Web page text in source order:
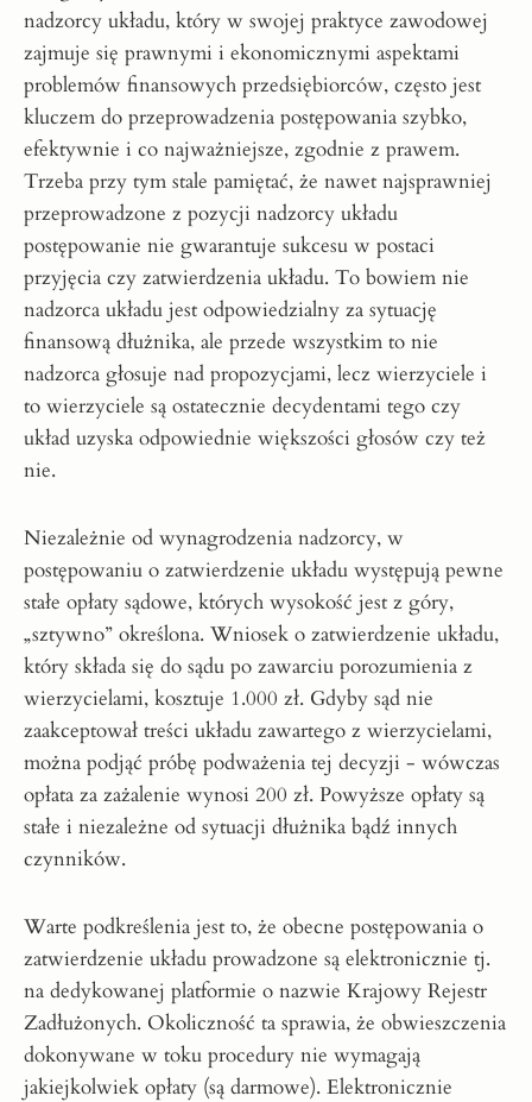
nadzorcy układu, który w swojej praktyce zawodowej
zajmuje się prawnymi i ekonomicznymi aspektami
problemów finansowych przedsiębiorców, często jest
kluczem do przeprowadzenia postępowania szybko,
efektywnie i co najważniejsze, zgodnie z prawem.
Trzeba przy tym stale pamiętać, że nawet najsprawniej
przeprowadzone z pozycji nadzorcy układu
postępowanie nie gwarantuje sukcesu w postaci
przyjęcia czy zatwierdzenia układu. To bowiem nie
nadzorca układu jest odpowiedzialny za sytuację
finansową dłużnika, ale przede wszystkim to nie
nadzorca głosuje nad propozycjami, lecz wierzyciele i
to wierzyciele są ostatecznie decydentami tego czy
układ uzyska odpowiednie większości głosów czy też
nie.
Niezależnie od wynagrodzenia nadzorcy, w
postępowaniu o zatwierdzenie układu występują pewne
stałe opłaty sądowe, których wysokość jest z góry,
„sztywno” określona. Wniosek o zatwierdzenie układu,
który składa się do sądu po zawarciu porozumienia z
wierzycielami, kosztuje 1.000 zł. Gdyby sąd nie
zaakceptował treści układu zawartego z wierzycielami,
można podjąć próbę podważenia tej decyzji - wówczas
opłata za zażalenie wynosi 200 zł. Powyższe opłaty są
stałe i niezależne od sytuacji dłużnika bądź innych
czynników.
Warte podkreślenia jest to, że obecne postępowania o
zatwierdzenie układu prowadzone są elektronicznie tj.
na dedykowanej platformie o nazwie Krajowy Rejestr
Zadłużonych. Okoliczność ta sprawia, że obwieszczenia
dokonywane w toku procedury nie wymagają
jakiejkolwiek opłaty (są darmowe). Elektronicznie